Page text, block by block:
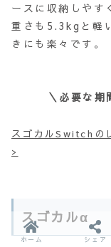
ースに収納しやす
重さも5.3kgと軽
きにも楽々です。
＼必要な期
スゴカルSwitchの
>
スゴカルα
ホーム シェア